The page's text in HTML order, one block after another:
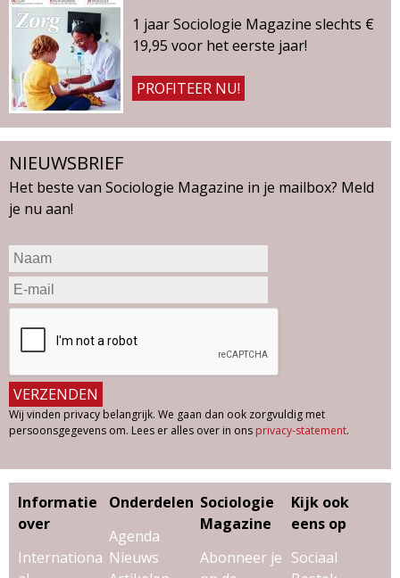
1 jaar Sociologie Magazine slechts €
19,95 voor het eerste jaar!
PROFITEER NU!
NIEUWSBRIEF
Het beste van Sociologie Magazine in je mailbox? Meld
je nu aan!
Wij vinden privacy belangrijk. We gaan dan ook zorgvuldig met
persoonsgegevens om. Lees er alles over in ons privacy-statement.
Informatie
over
Internationa
Onderdelen
Agenda
Nieuws
Sociologie
Magazine
Abonneer je
Kijk ook
eens op
Sociaal